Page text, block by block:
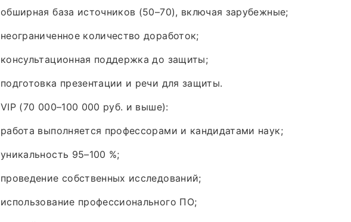
обширная база источников (50–70), включая зарубежные;
неограниченное количество доработок;
консультационная поддержка до защиты;
подготовка презентации и речи для защиты.
VIP (70 000–100 000 руб. и выше):
работа выполняется профессорами и кандидатами наук;
уникальность 95–100 %;
проведение собственных исследований;
использование профессионального ПО;